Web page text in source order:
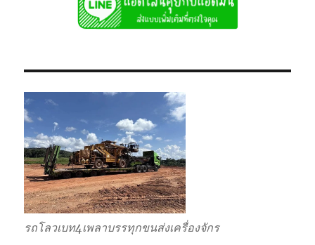
รถโลวเบท4เพลาบรรทุกขนส่งเครื่องจักร